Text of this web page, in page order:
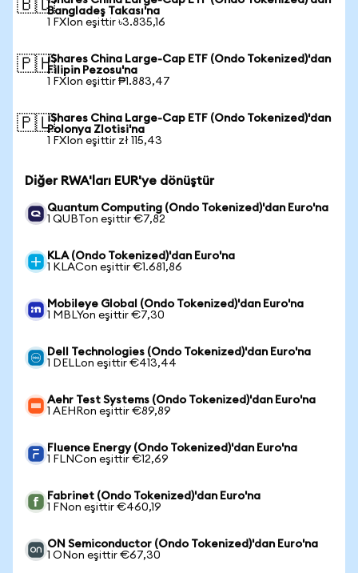
🇧🇩Bangladeş Takası'na
1 FXIon eşittir ৳3.835,16
🇵🇭iShares China Large-Cap ETF (Ondo Tokenized)'dan
Filipin Pezosu'na
1 FXIon eşittir ₱1.883,47
🇵🇱iShares China Large-Cap ETF (Ondo Tokenized)'dan
Polonya Zlotisi'na
1 FXIon eşittir zł 115,43
Diğer RWA'ları EUR'ye dönüştür
Quantum Computing (Ondo Tokenized)'dan Euro'na
1 QUBTon eşittir €7,82
KLA (Ondo Tokenized)'dan Euro'na
1 KLACon eşittir €1.681,86
Mobileye Global (Ondo Tokenized)'dan Euro'na
1 MBLYon eşittir €7,30
Dell Technologies (Ondo Tokenized)'dan Euro'na
1 DELLon eşittir €413,44
Aehr Test Systems (Ondo Tokenized)'dan Euro'na
1 AEHRon eşittir €89,89
Fluence Energy (Ondo Tokenized)'dan Euro'na
1 FLNCon eşittir €12,69
Fabrinet (Ondo Tokenized)'dan Euro'na
1 FNon eşittir €460,19
ON Semiconductor (Ondo Tokenized)'dan Euro'na
1 ONon eşittir €67,30